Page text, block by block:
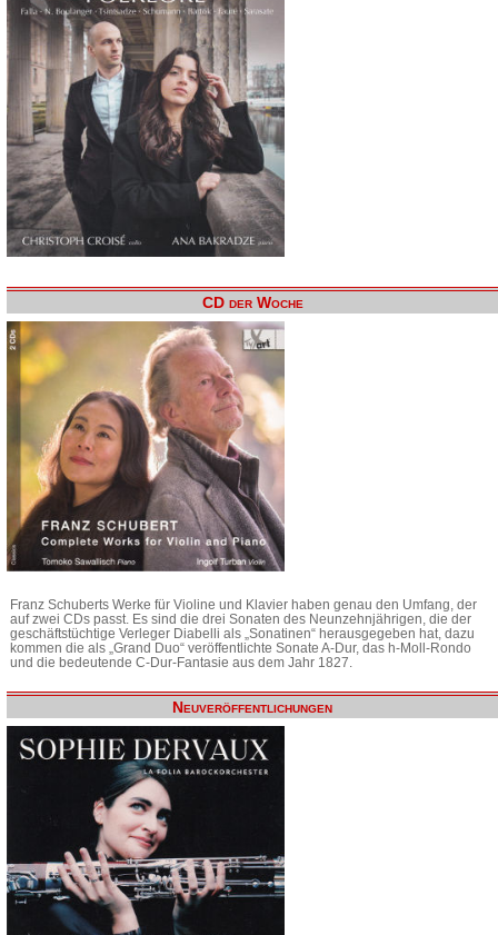
CD der Woche
Franz Schuberts Werke für Violine und Klavier haben genau den Umfang, der
auf zwei CDs passt. Es sind die drei Sonaten des Neunzehnjährigen, die der
geschäftstüchtige Verleger Diabelli als „Sonatinen“ herausgegeben hat, dazu
kommen die als „Grand Duo“ veröffentlichte Sonate A-Dur, das h-Moll-Rondo
und die bedeutende C-Dur-Fantasie aus dem Jahr 1827.
Neuveröffentlichungen